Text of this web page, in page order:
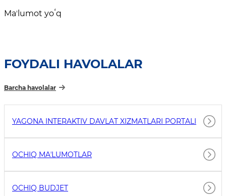
Maʼlumot yoʻq
FOYDALI HAVOLALAR
Barcha havolalar
YAGONA INTERAKTIV DAVLAT XIZMATLARI PORTALI
OCHIQ MAʼLUMOTLAR
OCHIQ BUDJET